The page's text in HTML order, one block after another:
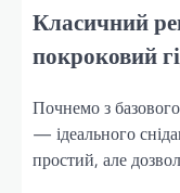
Класичний
покроковий
Почнемо з
— ідеального
простий, але